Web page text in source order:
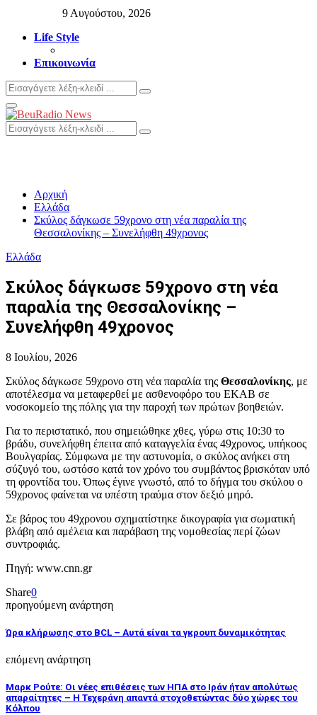
9 Αυγούστου, 2026
Life Style
Επικοινωνία
Search
for:
Search
Primary
Menu
Search
for:
Search
Αρχική
Ελλάδα
Σκύλος δάγκωσε 59χρονο στη νέα παραλία της
Θεσσαλονίκης – Συνελήφθη 49χρονος
Ελλάδα
Σκύλος δάγκωσε 59χρονο στη νέα
παραλία της Θεσσαλονίκης –
Συνελήφθη 49χρονος
8 Ιουλίου, 2026
Σκύλος δάγκωσε 59χρονο στη νέα παραλία της Θεσσαλονίκης, με
αποτέλεσμα να μεταφερθεί με ασθενοφόρο του ΕΚΑΒ σε
νοσοκομείο της πόλης για την παροχή των πρώτων βοηθειών.
Για το περιστατικό, που σημειώθηκε χθες, γύρω στις 10:30 το
βράδυ, συνελήφθη έπειτα από καταγγελία ένας 49χρονος, υπήκοος
Βουλγαρίας. Σύμφωνα με την αστυνομία, ο σκύλος ανήκει στη
σύζυγό του, ωστόσο κατά τον χρόνο του συμβάντος βρισκόταν υπό
τη φροντίδα του. Όπως έγινε γνωστό, από το δήγμα του σκύλου ο
59χρονος φαίνεται να υπέστη τραύμα στον δεξιό μηρό.
Σε βάρος του 49χρονου σχηματίστηκε δικογραφία για σωματική
βλάβη από αμέλεια και παράβαση της νομοθεσίας περί ζώων
συντροφιάς.
Πηγή: www.cnn.gr
Share0
προηγούμενη ανάρτηση
Ώρα κλήρωσης στο BCL – Αυτά είναι τα γκρουπ δυναμικότητας
επόμενη ανάρτηση
Μαρκ Ρούτε: Οι νέες επιθέσεις των ΗΠΑ στο Ιράν ήταν απολύτως
απαραίτητες – Η Τεχεράνη απαντά στοχοθετώντας δύο χώρες του
Κόλπου